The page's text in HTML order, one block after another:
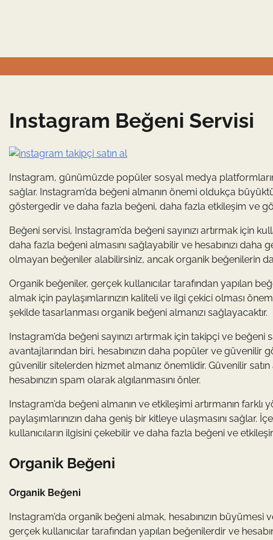
Instagram Beğeni Servisi
Instagram, günümüzde popüler sosyal medya
sağlar. Instagram’da beğeni almanın önemi oldukça
göstergedir ve daha fazla beğeni, daha fazla etkileşim ve
Beğeni servisi, Instagram’da beğeni sayınızı artırmak için
daha fazla beğeni almasını sağlayabilir ve hesabınızı
olmayan beğeniler alabilirsiniz, ancak organik beğenilerin
Organik beğeniler, gerçek kullanıcılar tarafından yapılan
almak için paylaşımlarınızın kaliteli ve ilgi çekici olması
şekilde tasarlanması organik beğeni almanızı sağlayacaktır.
Instagram’da beğeni sayınızı artırmak için takipçi ve
avantajlarından biri, hesabınızın daha popüler ve güvenilir
güvenilir sitelerden hizmet almanız önemlidir. Güvenilir
hesabınızın spam olarak algılanmasını önler.
Instagram’da beğeni almanın ve etkileşimi artırmanın
paylaşımlarınızın daha geniş bir kitleye ulaşmasını
kullanıcıların ilgisini çekebilir ve daha fazla beğeni ve
Organik Beğeni
Organik Beğeni
Instagram’da organik beğeni almak, hesabınızın
gerçek kullanıcılar tarafından yapılan beğenilerdir ve